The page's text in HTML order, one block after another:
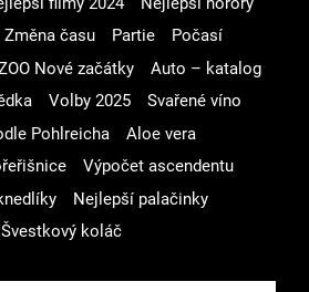
Změna času Partie
Počasí
Nové začátky
Auto – katalog
Volby 2025
Svařené víno
Pohlreicha
Aloe vera
Výpočet ascendentu
Nejlepší palačinky
Švestkový koláč